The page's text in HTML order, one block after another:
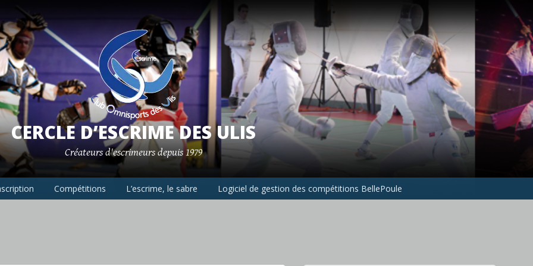
CERCLE D’ESCRIME DES ULIS
Créateurs d'escrimeurs depuis 1979
Compétitions L’escrime, le sabre Logiciel de gestion des compétitions BellePoule